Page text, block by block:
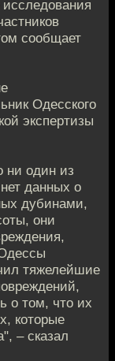
сообщает
Одесского
экспертизы
ни один из
данных о
дубинами,
они
тяжелейшие
о том, что их
которые
– сказал